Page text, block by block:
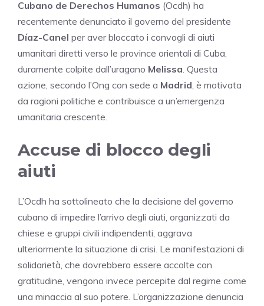
Cubano de Derechos Humanos (Ocdh) ha
recentemente denunciato il governo del presidente
Díaz-Canel per aver bloccato i convogli di aiuti
umanitari diretti verso le province orientali di Cuba,
duramente colpite dall’uragano Melissa. Questa
azione, secondo l’Ong con sede a Madrid, è motivata
da ragioni politiche e contribuisce a un’emergenza
umanitaria crescente.
Accuse di blocco degli
aiuti
L’Ocdh ha sottolineato che la decisione del governo
cubano di impedire l’arrivo degli aiuti, organizzati da
chiese e gruppi civili indipendenti, aggrava
ulteriormente la situazione di crisi. Le manifestazioni di
solidarietà, che dovrebbero essere accolte con
gratitudine, vengono invece percepite dal regime come
una minaccia al suo potere. L’organizzazione denuncia